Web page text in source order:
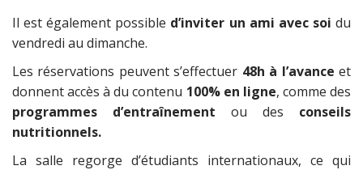
Il est également possible d’inviter un ami avec soidu
vendredi au dimanche.
Les réservations peuvent s’effectuer 48h à l’avanceet
donnent accès à du contenu 100% en ligne, comme des
programmes d’entraînement ou des conseils
nutritionnels.
La salle regorge d’étudiants internationaux, ce qui